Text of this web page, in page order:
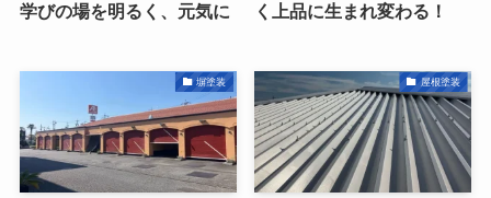
学びの場を明るく、元気に
く上品に生まれ変わる！
塀塗装 屋根塗装